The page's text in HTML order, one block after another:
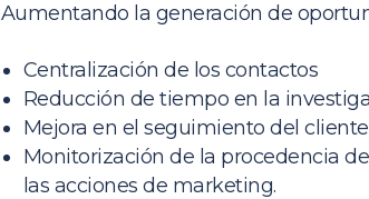
Aumentando la generación de
Centralización de los contactos
Reducción de tiempo en la
Mejora en el seguimiento del
Monitorización de la procedencia
las acciones de marketing.